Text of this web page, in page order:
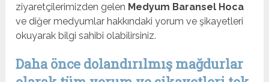
ziyaretçilerimizden gelen Medyum Baransel Hoca
ve diğer medyumlar hakkındaki yorum ve şikayetleri
okuyarak bilgi sahibi olabilirsiniz.
Daha önce dolandırılmış mağdurlar